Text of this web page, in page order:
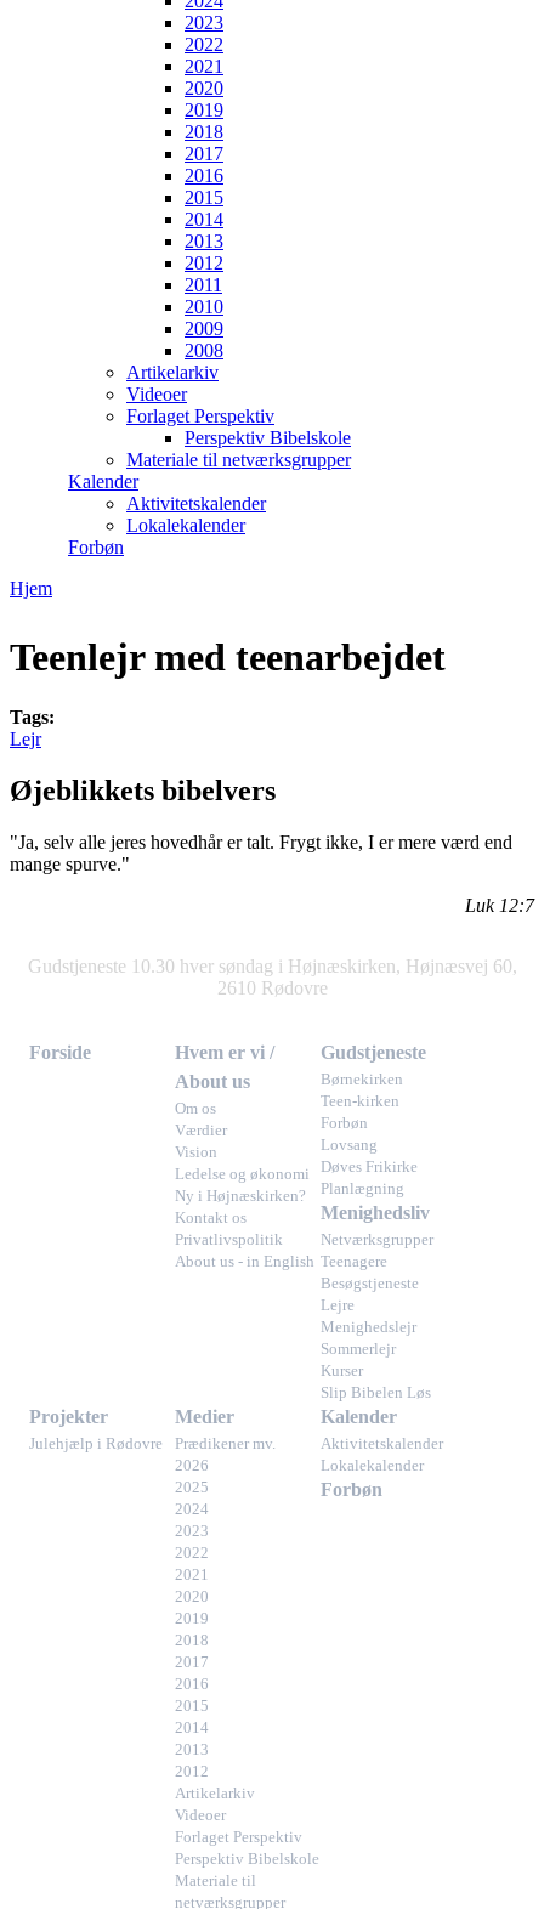
2023
2022
2021
2020
2019
2018
2017
2016
2015
2014
2013
2012
2011
2010
2009
2008
Artikelarkiv
Videoer
Forlaget Perspektiv
Perspektiv Bibelskole
Materiale til netværksgrupper
Kalender
Aktivitetskalender
Lokalekalender
Forbøn
Hjem
Teenlejr med teenarbejdet
Tags:
Lejr
Øjeblikkets bibelvers
"Ja, selv alle jeres hovedhår er talt. Frygt ikke, I er mere værd end
mange spurve."
Luk 12:7
Gudstjeneste 10.30 hver søndag i Højnæskirken, Højnæsvej 60,
2610 Rødovre
Forside
Hvem er vi /
About us
Om os
Værdier
Vision
Ledelse og økonomi
Ny i Højnæskirken?
Kontakt os
Privatlivspolitik
About us - in English
Gudstjeneste
Børnekirken
Teen-kirken
Forbøn
Lovsang
Døves Frikirke
Planlægning
Menighedsliv
Netværksgrupper
Teenagere
Besøgstjeneste
Lejre
Menighedslejr
Sommerlejr
Kurser
Slip Bibelen Løs
Projekter
Julehjælp i Rødovre
Medier
Prædikener mv.
2026
2025
2024
2023
2022
2021
2020
2019
2018
2017
2016
2015
2014
2013
2012
Artikelarkiv
Videoer
Forlaget Perspektiv
Perspektiv Bibelskole
Materiale til
netværksgrupper
Kalender
Aktivitetskalender
Lokalekalender
Forbøn